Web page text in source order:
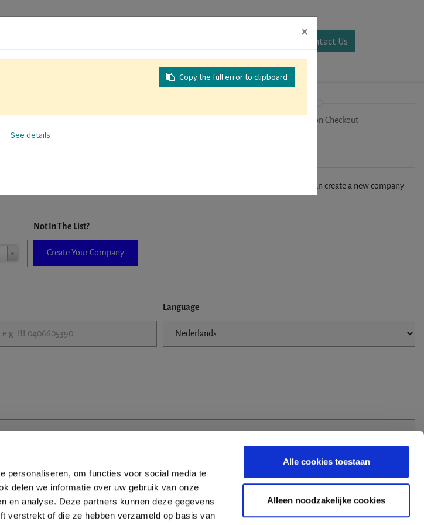
personaliseren, om functies voor social media te
delen we informatie over uw gebruik van onze
en analyse. Deze partners kunnen deze gegevens
verstrekt of die ze hebben verzameld op basis van
Alle cookies toestaan
Alleen noodzakelijke cookies
Contact Us
Registration Checkout
it will auto-complete the form. If you don't find your company in our database, you can create a new company
Not In The List?
Create Your Company
Language
×
Copy the full error to clipboard
See details